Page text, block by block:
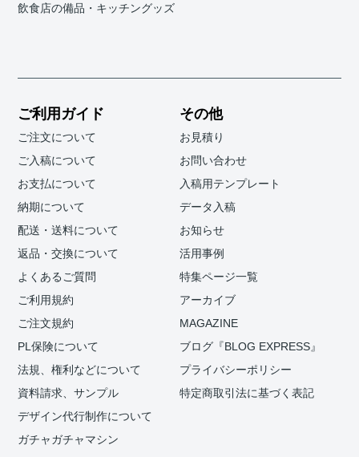
飲食店の備品・キッチングッズ
ご利用ガイド
ご注文について
ご入稿について
お支払について
納期について
配送・送料について
返品・交換について
よくあるご質問
ご利用規約
ご注文規約
PL保険について
法規、権利などについて
資料請求、サンプル
デザイン代行制作について
ガチャガチャマシン
その他
お見積り
お問い合わせ
入稿用テンプレート
データ入稿
お知らせ
活用事例
特集ページ一覧
アーカイブ
MAGAZINE
ブログ『BLOG EXPRESS』
プライバシーポリシー
特定商取引法に基づく表記